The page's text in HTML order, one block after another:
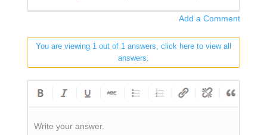
Add a Comment
You are viewing 1 out of 1 answers, click here to view all
answers.
Write your answer.